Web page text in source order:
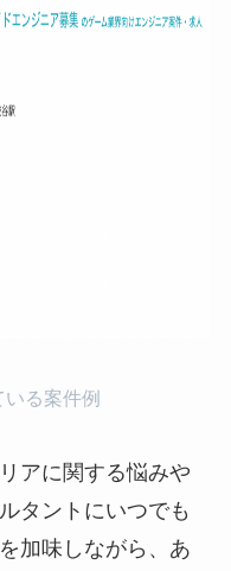
いる案件例
アに関する悩みや
タントにいつでも
加味しながら、あ